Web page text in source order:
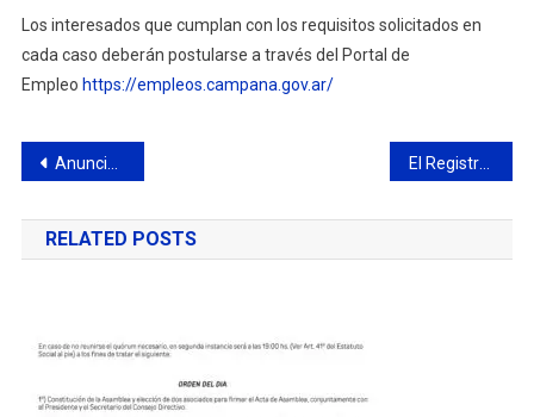
Los interesados que cumplan con los requisitos solicitados en
cada caso deberán postularse a través del Portal de
Empleo https://empleos.campana.gov.ar/
Navegación
de
entradas
Anuncian trabajos programados sobre la red de agua El Registro Provincial de las Personas continúa realizando trámites gratuitos en los municipios afectados por el temporal
RELATED POSTS